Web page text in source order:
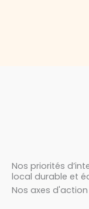
Nos priorités
local durable et
Nos axes d'action